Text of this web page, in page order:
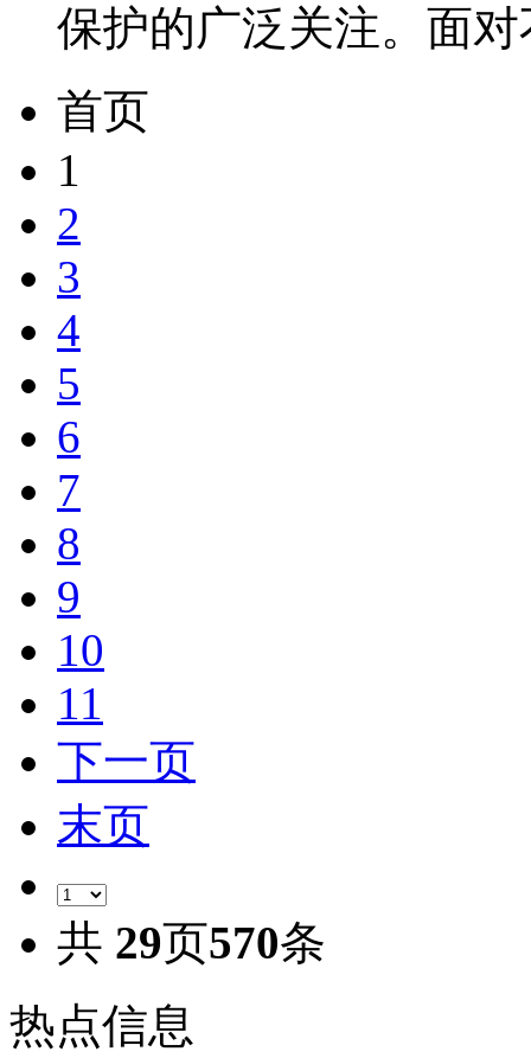
保护的广泛关注。面对
首页
1
2
3
4
5
6
7
8
9
10
11
下一页
末页
共 29页570条
热点信息